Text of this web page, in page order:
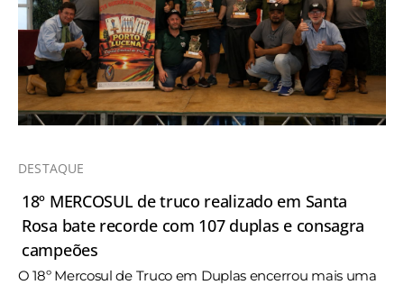
DESTAQUE
18º MERCOSUL de truco realizado em Santa
Rosa bate recorde com 107 duplas e consagra
campeões
O 18º Mercosul de Truco em Duplas encerrou mais uma